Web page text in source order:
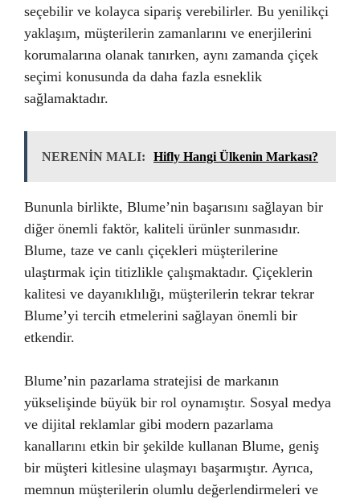
seçebilir ve kolayca sipariş verebilirler. Bu yenilikçi
yaklaşım, müşterilerin zamanlarını ve enerjilerini
korumalarına olanak tanırken, aynı zamanda çiçek
seçimi konusunda da daha fazla esneklik
sağlamaktadır.
NERENİN MALI: Hifly Hangi Ülkenin Markası?
Bununla birlikte, Blume’nin başarısını sağlayan bir
diğer önemli faktör, kaliteli ürünler sunmasıdır.
Blume, taze ve canlı çiçekleri müşterilerine
ulaştırmak için titizlikle çalışmaktadır. Çiçeklerin
kalitesi ve dayanıklılığı, müşterilerin tekrar tekrar
Blume’yi tercih etmelerini sağlayan önemli bir
etkendir.
Blume’nin pazarlama stratejisi de markanın
yükselişinde büyük bir rol oynamıştır. Sosyal medya
ve dijital reklamlar gibi modern pazarlama
kanallarını etkin bir şekilde kullanan Blume, geniş
bir müşteri kitlesine ulaşmayı başarmıştır. Ayrıca,
memnun müşterilerin olumlu değerlendirmeleri ve